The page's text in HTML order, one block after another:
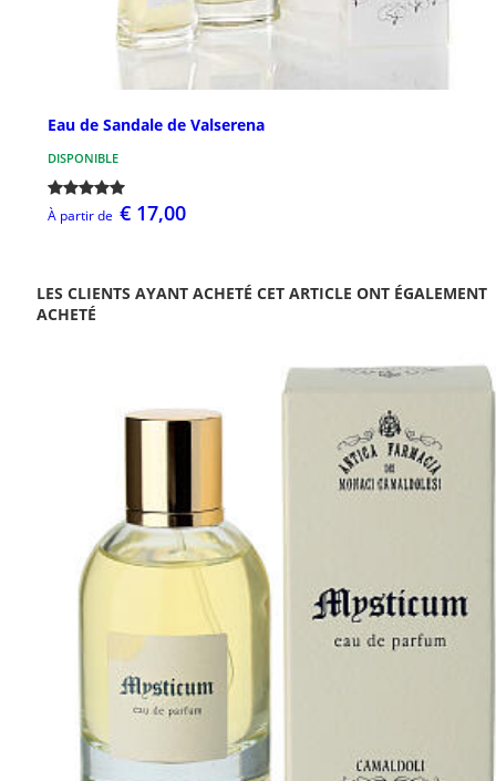
Eau de Sandale de Valserena
DISPONIBLE
À partir de € 17,00
LES CLIENTS AYANT ACHETÉ CET ARTICLE ONT ÉGALEMENT
ACHETÉ